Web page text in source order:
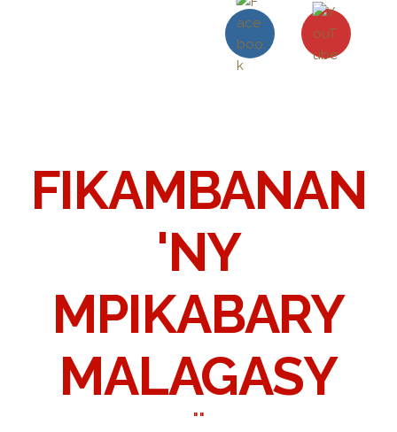
FIKAMBANAN
'NY
MPIKABARY
MALAGASY
""